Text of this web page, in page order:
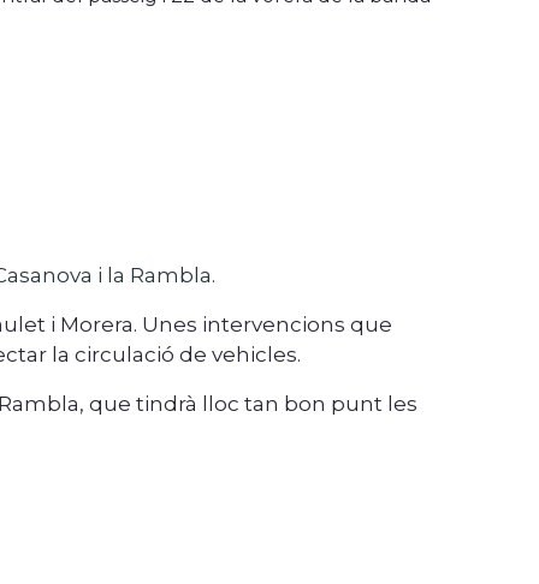
i la Rambla.
i Morera. Unes intervencions que
la circulació de vehicles.
que tindrà lloc tan bon punt les